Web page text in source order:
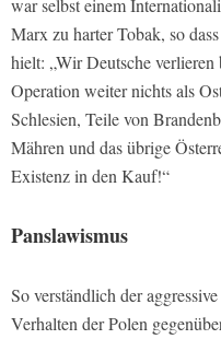
war selbst einem
Marx zu harter Tobak, so
hielt: „Wir Deutsche
Operation weiter nichts als
Schlesien, Teile von
Mähren und das übrige
Existenz in den Kauf!“
Panslawismus
So verständlich der
Verhalten der Polen